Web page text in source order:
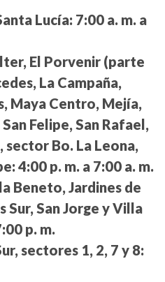
Lucía: 7:00 a. m. a
El Porvenir (parte
La Campaña,
Maya Centro, Mejía,
Felipe, San Rafael,
sector Bo. La Leona,
4:00 p. m. a 7:00 a. m.
Beneto, Jardines de
San Jorge y Villa
p. m.
sectores 1, 2, 7 y 8: